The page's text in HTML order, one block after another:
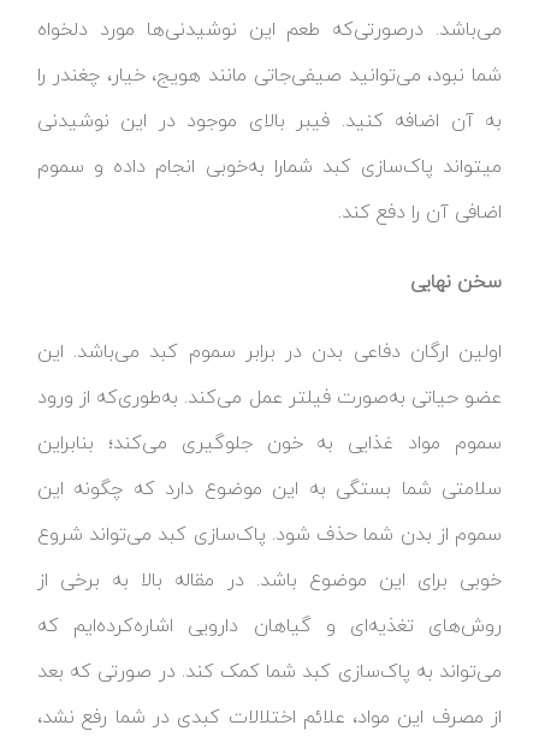
می‌باشد. درصورتی‌که طعم این نوشیدنی‌ها مورد دلخواه
شما نبود، می‌توانید صیفی‌جاتی مانند هویج، خیار، چغندر را
به آن اضافه کنید. فیبر بالای موجود در این نوشیدنی
می‎تواند پاک‌سازی کبد شمارا به‌خوبی انجام داده و سموم
اضافی آن را دفع کند.
سخن نهایی
اولین ارگان دفاعی بدن در برابر سموم کبد می‌باشد. این
عضو حیاتی به‌صورت فیلتر عمل می‌کند. به‌طوری‌که از ورود
سموم مواد غذایی به خون جلوگیری می‌کند؛ بنابراین
سلامتی شما بستگی به این موضوع دارد که چگونه این
سموم از بدن شما حذف شود. پاک‌سازی کبد می‌تواند شروع
خوبی برای این موضوع باشد. در مقاله بالا به برخی از
روش‌های تغذیه‌ای و گیاهان دارویی اشاره‌کرده‌ایم که
می‌تواند به پاک‌سازی کبد شما کمک کند. در صورتی که بعد
از مصرف این مواد، علائم اختلالات کبدی در شما رفع نشد،